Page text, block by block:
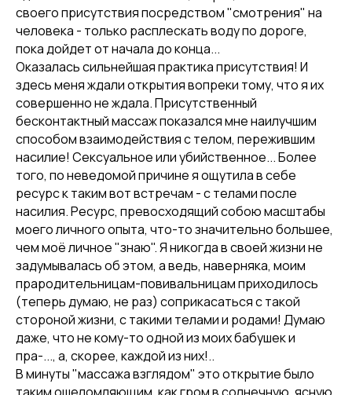
своего присутствия посредством "смотрения" на
человека - только расплескать воду по дороге,
пока дойдет от начала до конца...
Оказалась сильнейшая практика присутствия! И
здесь меня ждали открытия вопреки тому, что я их
совершенно не ждала. Присутственный
бесконтактный массаж показался мне наилучшим
способом взаимодействия с телом, пережившим
насилие! Сексуальное или убийственное... Более
того, по неведомой причине я ощутила в себе
ресурс к таким вот встречам - с телами после
насилия. Ресурс, превосходящий собою масштабы
моего личного опыта, что-то значительно большее,
чем моё личное "знаю". Я никогда в своей жизни не
задумывалась об этом, а ведь, наверняка, моим
прародительницам-повивальницам приходилось
(теперь думаю, не раз) соприкасаться с такой
стороной жизни, с такими телами и родами! Думаю
даже, что не кому-то одной из моих бабушек и
пра-..., а, скорее, каждой из них!..
В минуты "массажа взглядом" это открытие было